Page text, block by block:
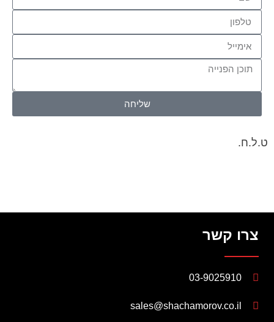
שליחה
ט.ל.ח.
צרו קשר
03-9025910
sales@shachamorov.co.il